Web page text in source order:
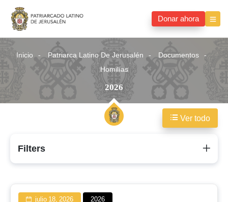
Donar ahora
Inicio Patriarca Latino De Jerusalén
Documentos
Homilías
2026
2026
Filters
Ver todo